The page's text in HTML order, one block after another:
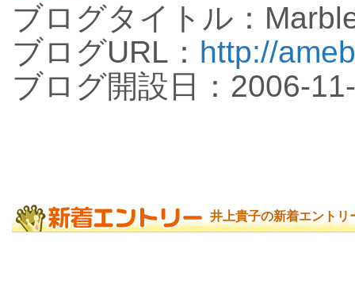
ブログタイトル：
ブログURL： http://
ブログ開設日：2006-
井上貴子の新着エントリ